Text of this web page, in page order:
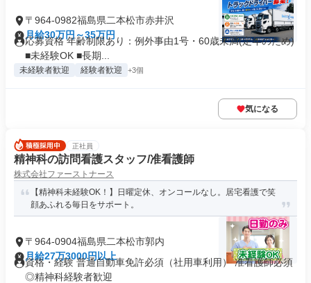
〒964-0982福島県二本松市赤井沢
月給30万円～35万円
応募資格 年齢制限あり：例外事由1号・60歳未満(定年のため)
■未経験OK ■長期...
未経験者歓迎 経験者歓迎 +3個
気になる
正社員
精神科の訪問看護スタッフ/准看護師
株式会社ファーストナース
【精神科未経験OK！】日曜定休、オンコールなし。居宅看護で笑
顔あふれる毎日をサポート。
〒964-0904福島県二本松市郭内
月給27万3000円以上
資格・経験 普通自動車免許必須（社用車利用） 准看護師必須
◎精神科経験者歓迎